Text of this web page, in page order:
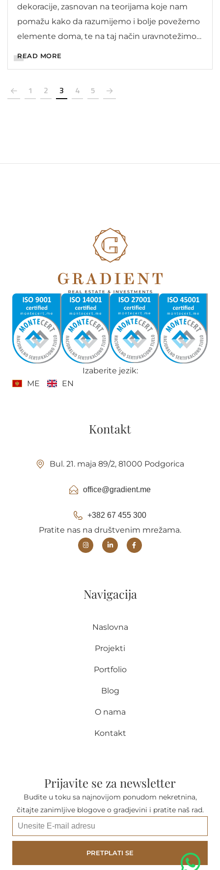
dekoracije, zasnovan na teorijama koje nam
pomažu kako da razumijemo i bolje povežemo
elemente doma, te na taj način uravnotežimo i
READ MORE
1 2 3 4 5
Izaberite jezik:
ME
EN
Kontakt
Bul. 21. maja 89/2, 81000 Podgorica
office@gradient.me
+382 67 455 300
Pratite nas na društvenim mrežama.
Navigacija
Naslovna
Projekti
Portfolio
Blog
O nama
Kontakt
Prijavite se za newsletter
Budite u toku sa najnovijom ponudom nekretnina,
čitajte zanimljive blogove o gradjevini i pratite naš rad.
PRETPLATI SE